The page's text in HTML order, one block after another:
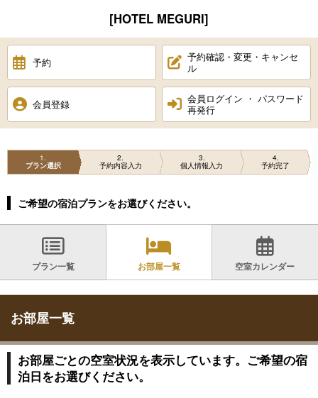
[HOTEL MEGURI]
予約
予約確認・変更・キャンセ
ル
会員登録
会員ログイン ・ パスワード
再発行
1
プラン選択
2
予約内容入力
3
個人情報入力
4
予約完了
ご希望の宿泊プランをお選びください。
プラン一覧 お部屋一覧 空室カレンダー
お部屋一覧
お部屋ごとの空室状況を表示しています。ご希望の宿
泊日をお選びください。